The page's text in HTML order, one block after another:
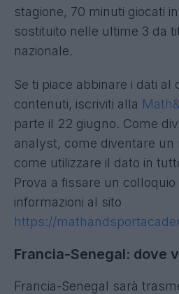
stagione, 70 minuti giocati
sostituito nelle ultime 3 da
nazionale.
Se ti piace abbinare i dati al
contenuti, iscriviti alla
parte il 22 giugno. Come
analyst, come diventare
come utilizzare il dato in
Prova a fissare un
informazioni al sito
https://
Francia-Senegal: dove
Francia-Senegal sarà